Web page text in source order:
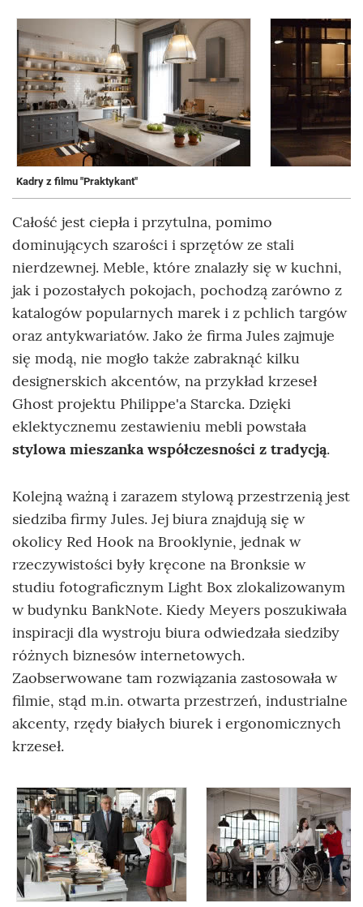
Kadry z filmu "Praktykant"
Całość jest ciepła i przytulna, pomimo
dominujących szarości i sprzętów ze stali
nierdzewnej. Meble, które znalazły się w kuchni,
jak i pozostałych pokojach, pochodzą zarówno z
katalogów popularnych marek i z pchlich targów
oraz antykwariatów. Jako że firma Jules zajmuje
się modą, nie mogło także zabraknąć kilku
designerskich akcentów, na przykład krzeseł
Ghost projektu Philippe'a Starcka. Dzięki
eklektycznemu zestawieniu mebli powstała
stylowa mieszanka współczesności z tradycją.
Kolejną ważną i zarazem stylową przestrzenią jest
siedziba firmy Jules. Jej biura znajdują się w
okolicy Red Hook na Brooklynie, jednak w
rzeczywistości były kręcone na Bronksie w
studiu fotograficznym Light Box zlokalizowanym
w budynku BankNote. Kiedy Meyers poszukiwała
inspiracji dla wystroju biura odwiedzała siedziby
różnych biznesów internetowych.
Zaobserwowane tam rozwiązania zastosowała w
filmie, stąd m.in. otwarta przestrzeń, industrialne
akcenty, rzędy białych biurek i ergonomicznych
krzeseł.